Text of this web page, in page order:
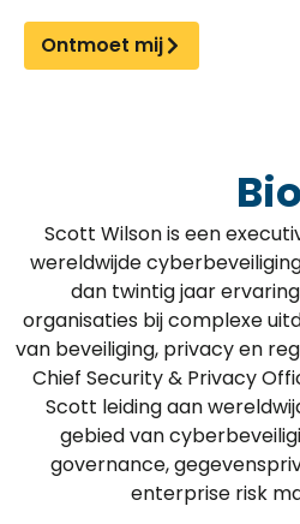
Ontmoet mij
Bio
Scott Wilson is een
wereldwijde
dan twintig jaar
organisaties bij complexe
van beveiliging, privacy en
Chief Security & Privacy
Scott leiding aan
gebied van
governance,
enterprise risk